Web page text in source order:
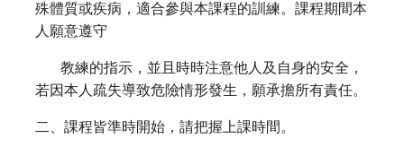
殊體質或疾病，適合參與本課程的訓練。課程期間本
人願意遵守
教練的指示，並且時時注意他人及自身的安全，
若因本人疏失導致危險情形發生，願承擔所有責任。
二、課程皆準時開始，請把握上課時間。